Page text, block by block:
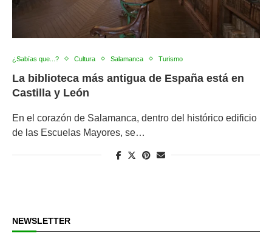
¿Sabías que...? Cultura Salamanca Turismo
La biblioteca más antigua de España está en
Castilla y León
En el corazón de Salamanca, dentro del histórico edificio
de las Escuelas Mayores, se…
NEWSLETTER